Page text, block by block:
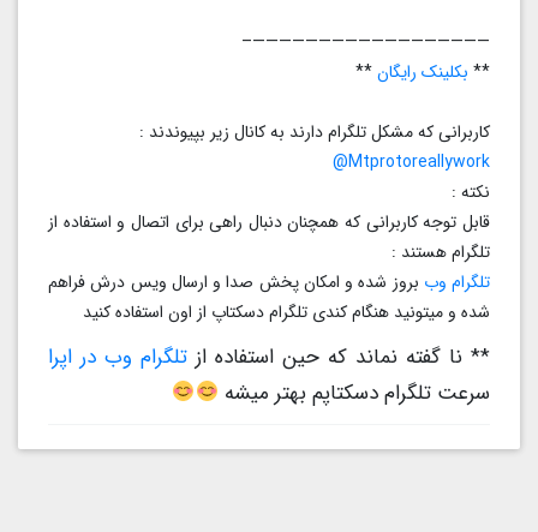
——————————————————–
**بکلینک رایگان**
کاربرانی که مشکل تلگرام دارند به کانال زیر بپیوندند :
Mtprotoreallywork@
نکته :
قابل توجه کاربرانی که همچنان دنبال راهی برای اتصال و استفاده از
تلگرام هستند :
تلگرام وببروز شده و امکان پخش صدا و ارسال ویس درش فراهم
شده و میتونید هنگام کندی تلگرام دسکتاپ از اون استفاده کنید
** نا گفته نماند که حین استفاده از تلگرام وب در اپرا
سرعت تلگرام دسکتاپم بهتر میشه